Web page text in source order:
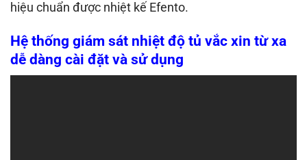
hiệu chuẩn được nhiệt kế Efento.
Hệ thống giám sát nhiệt độ tủ vắc xin từ xa
dễ dàng cài đặt và sử dụng